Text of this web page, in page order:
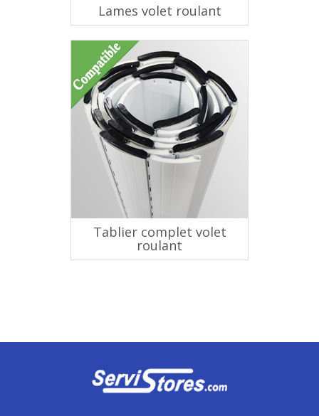
Lames volet roulant
Tablier complet volet
roulant